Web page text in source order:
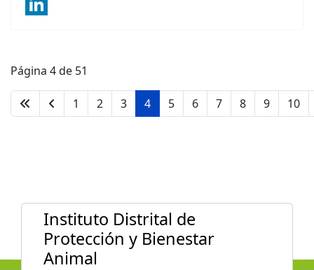
instagram
Página 4 de 51
1 2 3 4 5 6 7 8 9 10
Instituto Distrital de
Protección y Bienestar
Animal